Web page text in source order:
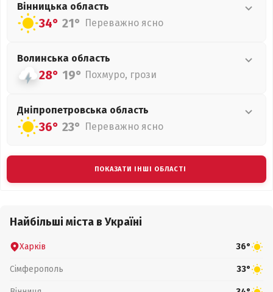
Вінницька область
34° 21° Переважно ясно
Волинська область
28° 19° Похмуро, грози
Дніпропетровська область
36° 23° Переважно ясно
ПОКАЗАТИ ІНШІ ОБЛАСТІ
Найбільші міста в Україні
Харків 36°
Сімферополь 33°